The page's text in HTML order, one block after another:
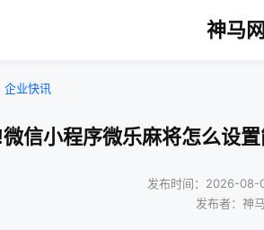
神马网
企业快讯
信小程序微乐麻将怎么设
发布时间：2026-08-
发布者：神